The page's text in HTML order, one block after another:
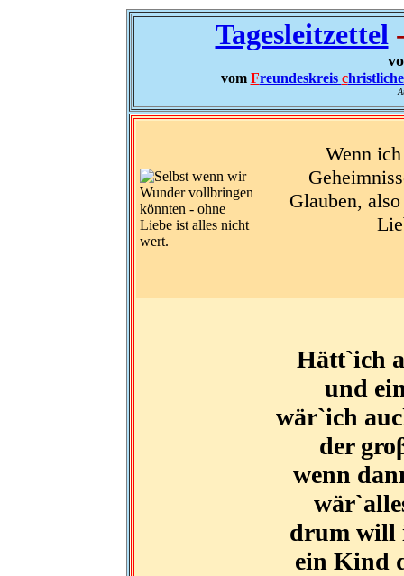
Tagesleitzettel
vom Freundeskreis c
Wenn
Glauben,
Hätt`ich
und
wär`ich
der
wenn
drum will
ein Kind